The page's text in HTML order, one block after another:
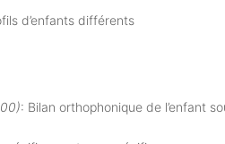
d’enfants différents
: Bilan orthophonique de l’enfant